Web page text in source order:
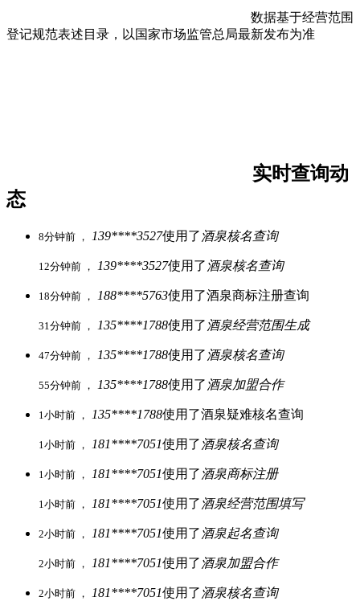
数据基于经营范围
登记规范表述目录，以国家市场监管总局最新发布为准
实时查询动
态
8分钟前 ， 139****3527使用了 酒泉核名查询
12分钟前 ， 139****3527使用了 酒泉核名查询
18分钟前 ， 188****5763使用了酒泉商标注册查询
31分钟前 ， 135****1788使用了 酒泉经营范围生成
47分钟前 ， 135****1788使用了 酒泉核名查询
55分钟前 ， 135****1788使用了 酒泉加盟合作
1小时前 ， 135****1788使用了酒泉疑难核名查询
1小时前 ， 181****7051使用了 酒泉核名查询
1小时前 ， 181****7051使用了 酒泉商标注册
1小时前 ， 181****7051使用了 酒泉经营范围填写
2小时前 ， 181****7051使用了 酒泉起名查询
2小时前 ， 181****7051使用了 酒泉加盟合作
2小时前 ， 181****7051使用了 酒泉核名查询